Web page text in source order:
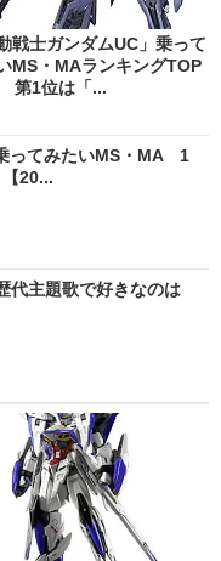
戦士ガンダムUC」乗って
MS・MAランキングTOP
第1位は「...
ってみたいMS・MA 1
20...
代主題歌で好きなのは